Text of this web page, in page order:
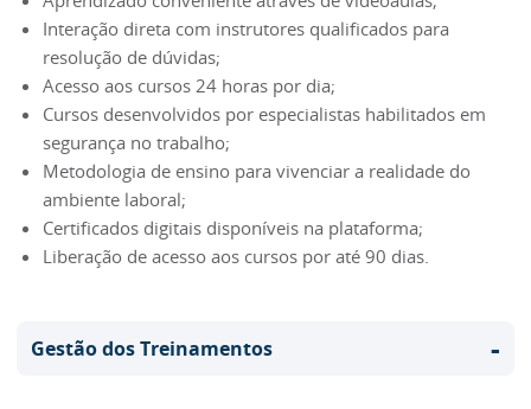
Interação direta com instrutores qualificados para
resolução de dúvidas;
Acesso aos cursos 24 horas por dia;
Cursos desenvolvidos por especialistas habilitados em
segurança no trabalho;
Metodologia de ensino para vivenciar a realidade do
ambiente laboral;
Certificados digitais disponíveis na plataforma;
Liberação de acesso aos cursos por até 90 dias.
Gestão dos Treinamentos -